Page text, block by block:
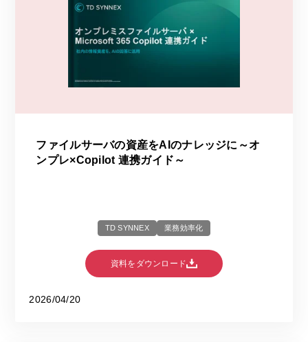
ファイルサーバの資産をAIのナレッジに～オ
ンプレ×Copilot 連携ガイド～
TD SYNNEX 業務効率化
資料をダウンロード
2026/04/20